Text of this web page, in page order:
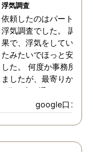
浮気調査
依頼したのはパートナー
浮気調査でした。 調査
果で、浮気をしていなか
たみたいでほっと安心し
した。 何度か事務所に
ましたが、最寄りから徒
3分程度で通いやすかっ
google口コミ